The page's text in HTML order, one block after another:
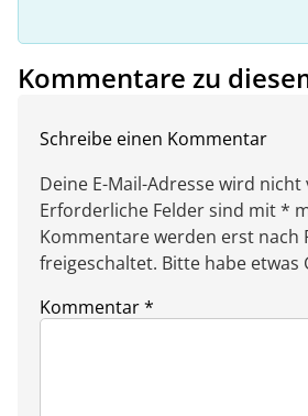
Kommentare zu
Schreibe einen Kommentar
Deine E-Mail-Adresse wird
Erforderliche Felder sind mit *
Kommentare werden erst nach
freigeschaltet. Bitte habe etwas
Kommentar*